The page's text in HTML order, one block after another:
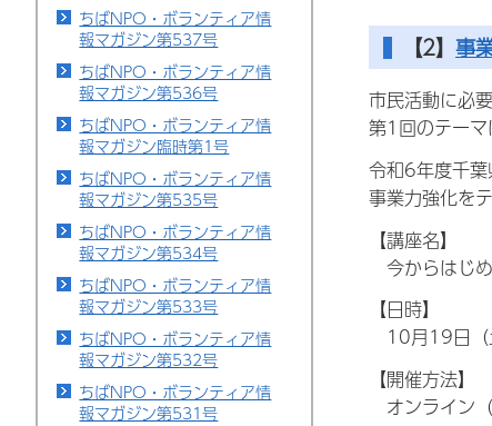
ちばNPO・ボランティア情
報マガジン第537号
ちばNPO・ボランティア情
報マガジン第536号
ちばNPO・ボランティア情
報マガジン臨時第1号
ちばNPO・ボランティア情
報マガジン第535号
ちばNPO・ボランティア情
報マガジン第534号
ちばNPO・ボランティア情
報マガジン第533号
ちばNPO・ボランティア情
報マガジン第532号
ちばNPO・ボランティア情
報マガジン第531号
【2】 事
市民活動に必
第1回のテーマ
令和6年度千
事業力強化を
【講座名】
今からはじ
【日時】
10月19日（
【開催方法】
オンライン